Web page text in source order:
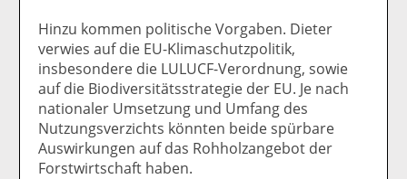
Hinzu kommen politische Vorgaben. Dieter
verwies auf die EU-Klimaschutzpolitik,
insbesondere die LULUCF-Verordnung, sowie
auf die Biodiversitätsstrategie der EU. Je nach
nationaler Umsetzung und Umfang des
Nutzungsverzichts könnten beide spürbare
Auswirkungen auf das Rohholzangebot der
Forstwirtschaft haben.